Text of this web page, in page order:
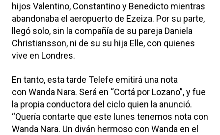
hijos Valentino, Constantino y Benedicto mientras
abandonaba el aeropuerto de Ezeiza. Por su parte,
llegó solo, sin la compañía de su pareja Daniela
Christiansson, ni de su su hija Elle, con quienes
vive en Londres.
En tanto, esta tarde Telefe emitirá una nota
con Wanda Nara. Será en “Cortá por Lozano”, y fue
la propia conductora del ciclo quien la anunció.
“Quería contarte que este lunes tenemos nota con
Wanda Nara. Un diván hermoso con Wanda en el